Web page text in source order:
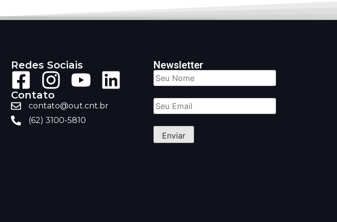
Redes Sociais
Contato
contato@out.cnt.br
(62) 3100-5810
Newsletter